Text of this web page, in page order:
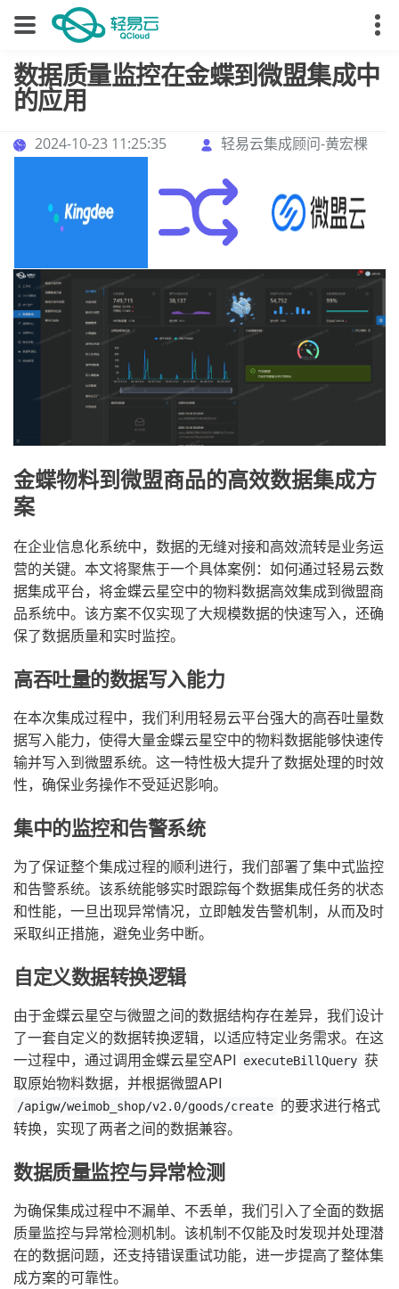
数据质量监控在金蝶到微盟集成中
的应用
2024-10-23 11:25:35 轻易云集成顾问-黄宏棵
金蝶物料到微盟商品的高效数据集成方
案
在企业信息化系统中，数据的无缝对接和高效流转是业务运
营的关键。本文将聚焦于一个具体案例：如何通过轻易云数
据集成平台，将金蝶云星空中的物料数据高效集成到微盟商
品系统中。该方案不仅实现了大规模数据的快速写入，还确
保了数据质量和实时监控。
高吞吐量的数据写入能力
在本次集成过程中，我们利用轻易云平台强大的高吞吐量数
据写入能力，使得大量金蝶云星空中的物料数据能够快速传
输并写入到微盟系统。这一特性极大提升了数据处理的时效
性，确保业务操作不受延迟影响。
集中的监控和告警系统
为了保证整个集成过程的顺利进行，我们部署了集中式监控
和告警系统。该系统能够实时跟踪每个数据集成任务的状态
和性能，一旦出现异常情况，立即触发告警机制，从而及时
采取纠正措施，避免业务中断。
自定义数据转换逻辑
由于金蝶云星空与微盟之间的数据结构存在差异，我们设计
了一套自定义的数据转换逻辑，以适应特定业务需求。在这
一过程中，通过调用金蝶云星空API
executeBillQuery 获
取原始物料数据，并根据微盟API
/apigw/weimob_shop/v2.0/goods/create 的要求进行格式
转换，实现了两者之间的数据兼容。
数据质量监控与异常检测
为确保集成过程中不漏单、不丢单，我们引入了全面的数据
质量监控与异常检测机制。该机制不仅能及时发现并处理潜
在的数据问题，还支持错误重试功能，进一步提高了整体集
成方案的可靠性。